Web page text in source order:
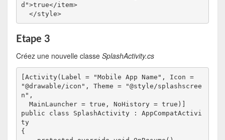
d">true</item>
  </style>
Etape 3
Créez une nouvelle classe SplashActivity.cs
[Activity(Label = "Mobile App Name", Icon =
"@drawable/icon", Theme = "@style/splashscree
n",
  MainLauncher = true, NoHistory = true)]
public class SplashActivity : AppCompatActivi
ty
{